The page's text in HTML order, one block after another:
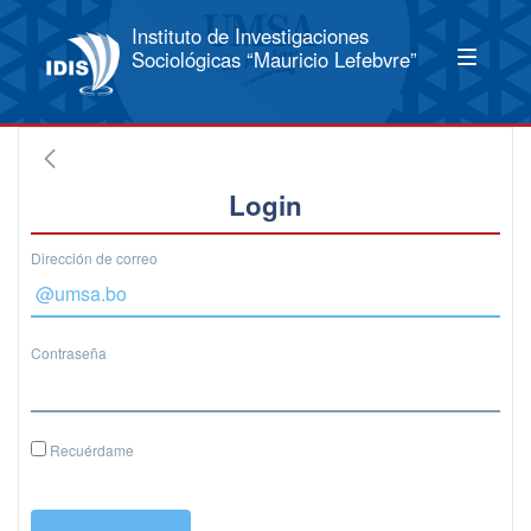
Instituto de Investigaciones
Sociológicas “Mauricio Lefebvre”
Login
Dirección de correo
Contraseña
Recuérdame